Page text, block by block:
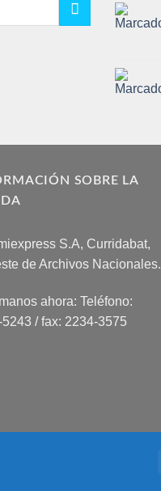
SOBRE LA
S.A, Curridabat,
de Archivos Nacionales.
ahora: Teléfono:
/ fax: 2234-3575